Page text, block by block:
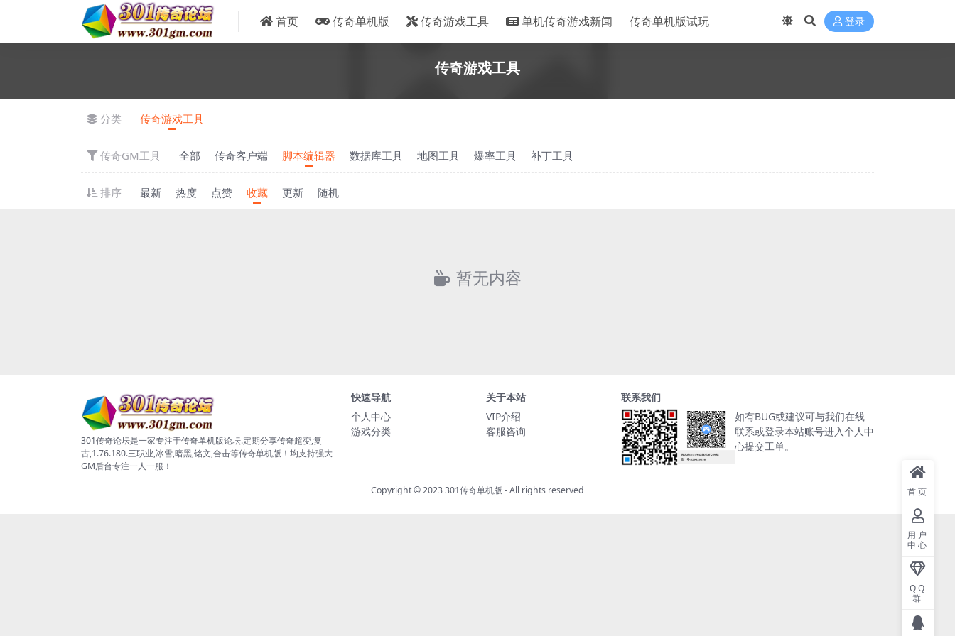
首页 传奇单机版 传奇游戏工具 单机传奇游戏新闻 传奇单机版试玩 登录
传奇游戏工具
分类 传奇游戏工具
传奇GM工具 全部 传奇客户端 脚本编辑器 数据库工具 地图工具 爆率工具 补丁工具
排序 最新 热度 点赞 收藏 更新 随机
暂无内容
301传奇论坛是一家专注于传奇单机版论坛.定期分享传奇超变,复
古,1.76.180.三职业,冰雪,暗黑,铭文,合击等传奇单机版！均支持强大
GM后台专注一人一服！
快速导航
个人中心
游戏分类
关于本站
VIP介绍
客服咨询
联系我们
如有BUG或建议可与我们在线
联系或登录本站账号进入个人中
心提交工单。
Copyright © 2023301传奇单机版 - All rights reserved 首页
用户
中心
QQ
群